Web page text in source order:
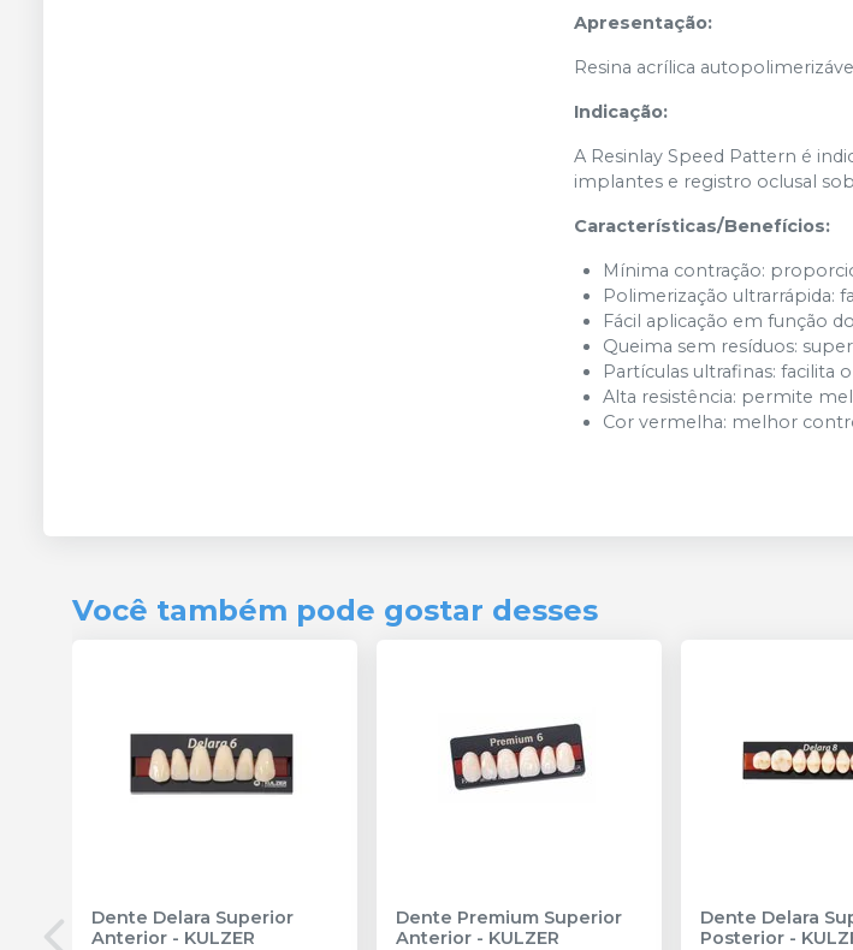
Apresentação:
Resina acrílica
Indicação:
A Resinlay Speed Pattern é
implantes e registro oclusal
Características/Benefícios:
Mínima contração:
Polimerização ultrarrápida:
Fácil aplicação em função
Queima sem resíduos:
Partículas ultrafinas: facilita
Alta resistência: permite
Cor vermelha: melhor
Você também pode gostar desses
Dente Delara Superior
Anterior - KULZER
Dente Premium Superior
Anterior - KULZER
Dente Delara
Posterior -